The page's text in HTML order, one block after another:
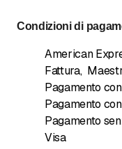
Condizioni di
American
Fattura,
Pagamento
Pagamento
Pagamento
Visa